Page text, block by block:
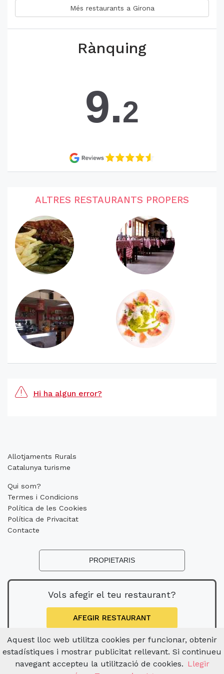
Més restaurants a Girona
Rànquing
9.2
ALTRES RESTAURANTS PROPERS
Hi ha algun error?
Allotjaments Rurals
Catalunya turisme
Qui som?
Termes i Condicions
Política de les Cookies
Política de Privacitat
Contacte
PROPIETARIS
Vols afegir el teu restaurant?
AFEGIR RESTAURANT
Aquest lloc web utilitza cookies per funcionar, obtenir
estadístiques i mostrar publicitat rellevant. Si continueu
navegant accepteu la utilització de cookies. Llegir